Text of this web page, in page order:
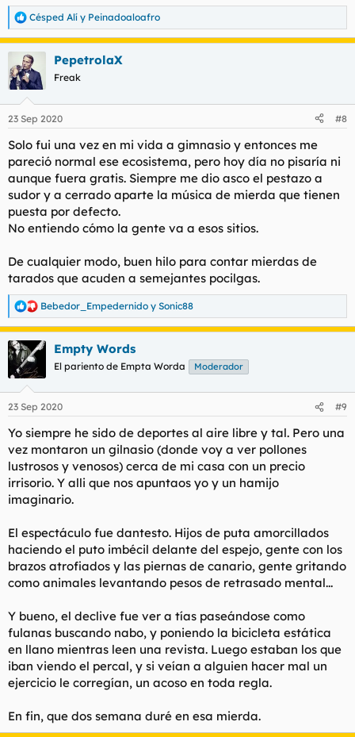
R
e
a
c
i
e
:
Césped Alí y Peinadoaloafro
PepetrolaX
Freak
23 Sep 2020 #8
Solo fui una vez en mi vida a gimnasio y entonces me
pareció normal ese ecosistema, pero hoy día no pisaría ni
aunque fuera gratis. Siempre me dio asco el pestazo a
sudor y a cerrado aparte la música de mierda que tienen
puesta por defecto.
No entiendo cómo la gente va a esos sitios.
De cualquier modo, buen hilo para contar mierdas de
tarados que acuden a semejantes pocilgas.
R
e
a
c
c
i
e
:
Bebedor_Empedernido y Sonic88
Empty Words
El pariento de Empta Worda Moderador
23 Sep 2020 #9
Yo siempre he sido de deportes al aire libre y tal. Pero una
vez montaron un gilnasio (donde voy a ver pollones
lustrosos y venosos) cerca de mi casa con un precio
irrisorio. Y alli que nos apuntaos yo y un hamijo
imaginario.
El espectáculo fue dantesto. Hijos de puta amorcillados
haciendo el puto imbécil delante del espejo, gente con los
brazos atrofiados y las piernas de canario, gente gritando
como animales levantando pesos de retrasado mental...
Y bueno, el declive fue ver a tías paseándose como
fulanas buscando nabo, y poniendo la bicicleta estática
en llano mientras leen una revista. Luego estaban los que
iban viendo el percal, y si veían a alguien hacer mal un
ejercicio le corregían, un acoso en toda regla.
En fin, que dos semana duré en esa mierda.